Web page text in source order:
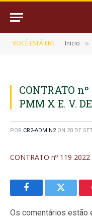
VOCÊ ESTÁ EM: Inicio »
CONTRATO nº
PMM X E. V.
POR CR2-ADMIN2 ON 20 DE
CONTRATO nº 119
FacebookTwitter
Os comentários estão